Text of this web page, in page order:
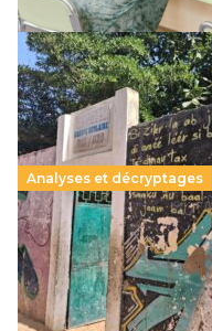
Analyses et décryptages
258 millions
chocs climatiques
population
11 juillet 2026-National